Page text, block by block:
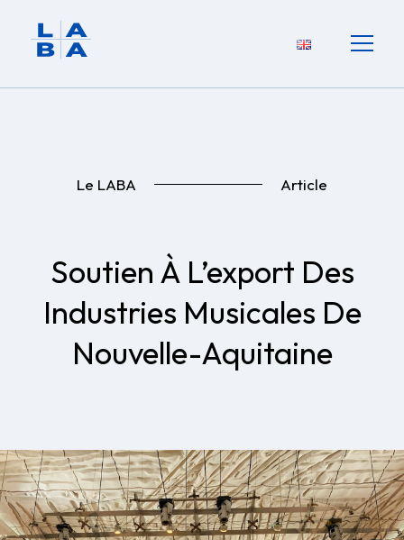
Le LABA Article
Soutien À L’export Des
Industries Musicales De
Nouvelle-Aquitaine